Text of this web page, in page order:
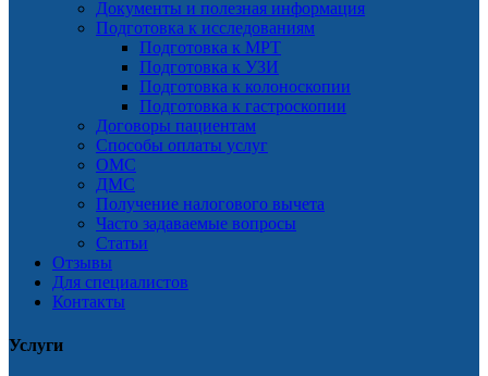
Документы и полезная информация
Подготовка к исследованиям
Подготовка к МРТ
Подготовка к УЗИ
Подготовка к колоноскопии
Подготовка к гастроскопии
Договоры пациентам
Способы оплаты услуг
ОМС
ДМС
Получение налогового вычета
Часто задаваемые вопросы
Статьи
Отзывы
Для специалистов
Контакты
Услуги